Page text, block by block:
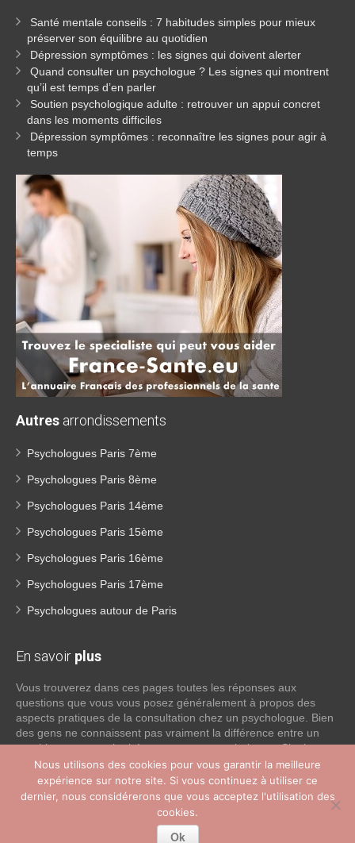
Santé mentale conseils : 7 habitudes simples pour mieux
préserver son équilibre au quotidien
Dépression symptômes : les signes qui doivent alerter
Quand consulter un psychologue ? Les signes qui montrent
qu’il est temps d’en parler
Soutien psychologique adulte : retrouver un appui concret
dans les moments difficiles
Dépression symptômes : reconnaître les signes pour agir à
temps
Autres arrondissements
Psychologues Paris 7ème
Psychologues Paris 8ème
Psychologues Paris 14ème
Psychologues Paris 15ème
Psychologues Paris 16ème
Psychologues Paris 17ème
Psychologues autour de Paris
En savoir plus
Vous trouverez dans ces pages toutes les réponses aux
questions que vous vous posez généralement à propos des
aspects pratiques de la consultation chez un psychologue. Bien
des gens ne connaissent pas vraiment la différence entre un
psychiatre, un psychothérapeute et un psychologue. Si tel est
votre cas, voici quelques définitions qui devraient clarifier les
choses, n’hésitez pas à nous contacter:
Lire la suite
Nous utilisons des cookies pour vous garantir la meilleure
expérience sur notre site. Si vous continuez à utiliser ce
dernier, nous considérerons que vous acceptez l'utilisation des
cookies.
Ok